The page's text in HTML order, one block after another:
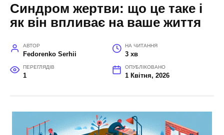
Синдром жертви: що це таке і
як він впливає на ваше життя
АВТОР
Fedorenko Serhii
НА ЧИТАННЯ
3 хв
ПЕРЕГЛЯДІВ
1
ОПУБЛІКОВАНО
1 Квітня, 2026